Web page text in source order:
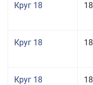
Круг 18 18
Круг 18 18
Круг 18 18